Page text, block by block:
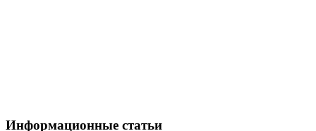
Информационные статьи